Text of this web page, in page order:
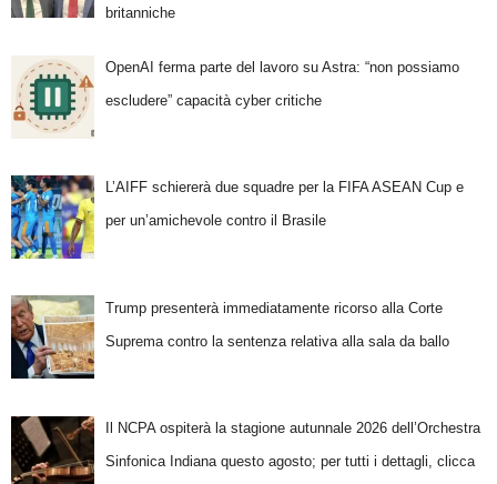
britanniche
OpenAI ferma parte del lavoro su Astra: “non possiamo
escludere” capacità cyber critiche
L’AIFF schiererà due squadre per la FIFA ASEAN Cup e
per un’amichevole contro il Brasile
Trump presenterà immediatamente ricorso alla Corte
Suprema contro la sentenza relativa alla sala da ballo
Il NCPA ospiterà la stagione autunnale 2026 dell’Orchestra
Sinfonica Indiana questo agosto; per tutti i dettagli, clicca